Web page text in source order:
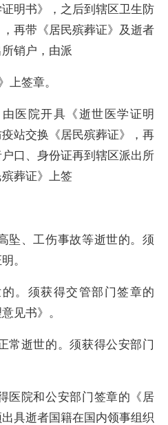
明书》，之后到辖区卫生防
再带《居民殡葬证》及逝者
销户，由派
上签章。
医院开具《逝世医学证明
站交换《居民殡葬证》，再
口、身份证再到辖区派出所
葬证》上签
坠、工伤事故等逝世的。须
。
。须获得交管部门签章的
见书》。
常逝世的。须获得公安部门
医院和公安部门签章的《居
具逝者国籍在国内领事组织